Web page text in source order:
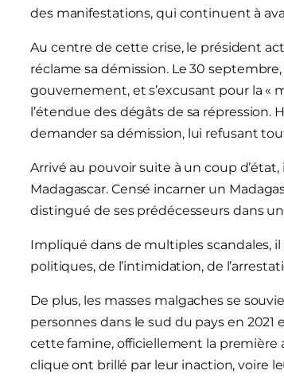
des manifestations, qui continuent à
Au centre de cette crise, le président
réclame sa démission. Le 30
gouvernement, et s’excusant pour la «
l’étendue des dégâts de sa répression.
demander sa démission, lui refusant
Arrivé au pouvoir suite à un coup
Madagascar. Censé incarner un
distingué de ses prédécesseurs dans
Impliqué dans de multiples scandales,
politiques, de l’intimidation, de
De plus, les masses malgaches se
personnes dans le sud du pays en
cette famine, officiellement la première
clique ont brillé par leur inaction, voire